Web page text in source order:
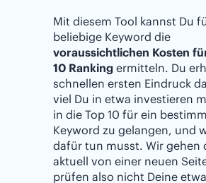
Mit diesem Tool kannst Du
beliebige Keyword die
voraussichtlichen Kosten
10 Ranking ermitteln. Du
schnellen ersten Eindruck
viel Du in etwa investieren
in die Top 10 für ein
Keyword zu gelangen, und
dafür tun musst. Wir gehen
aktuell von einer neuen
prüfen also nicht Deine